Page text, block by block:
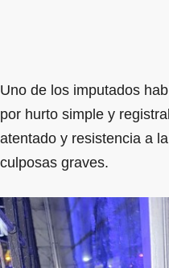
Uno de los imputados
por hurto simple y
atentado y resistencia a
culposas graves.